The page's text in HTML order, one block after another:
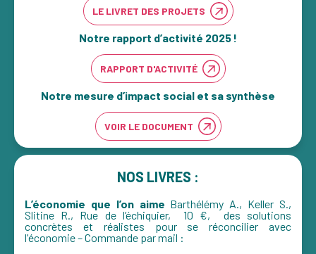
LE LIVRET DES PROJETS
Notre rapport d’activité 2025 !
RAPPORT D'ACTIVITÉ
Notre mesure d’impact social et sa synthèse
VOIR LE DOCUMENT
NOS LIVRES :
L’économie que l’on aime Barthélémy A., Keller S.,
Slitine R., Rue de l’échiquier, 10 €, des solutions
concrètes et réalistes pour se réconcilier avec
l'économie – Commande par mail :